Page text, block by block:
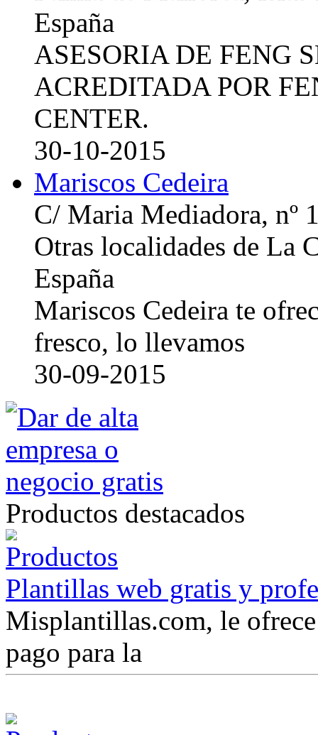
España
ASESORIA DE FENG
ACREDITADA POR
CENTER.
30-10-2015
Mariscos Cedeira
C/ Maria Mediadora, nº
Otras localidades de La
España
Mariscos Cedeira te
fresco, lo llevamos
30-09-2015
Productos destacados
Plantillas web gratis y
Misplantillas.com, le
pago para la